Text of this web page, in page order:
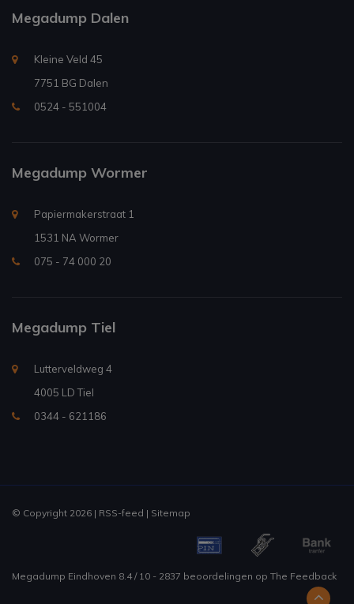
Megadump Dalen
Kleine Veld 45
7751 BG Dalen
0524 - 551004
Megadump Wormer
Papiermakerstraat 1
1531 NA Wormer
075 - 74 000 20
Megadump Tiel
Lutterveldweg 4
4005 LD Tiel
0344 - 621186
© Copyright 2026 | RSS-feed | Sitemap
Megadump Eindhoven 8.4/ 10 - 2837 beoordelingen op The Feedback